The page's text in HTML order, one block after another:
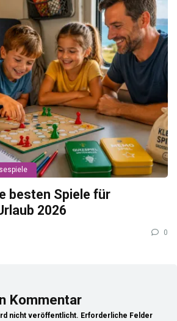
besten Spiele für
2026
0
Kommentar
nicht veröffentlicht. Erforderliche Felder